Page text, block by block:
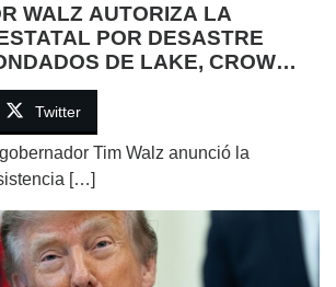
WALZ AUTORIZA LA
POR DESASTRE
DE LAKE, CROW
Y GRANT
Twitter
Tim Walz anunció la
[…]